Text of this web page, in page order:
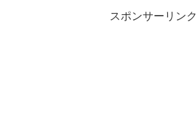
スポンサーリンク